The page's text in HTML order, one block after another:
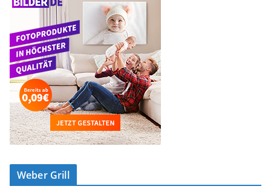
Weber Grill